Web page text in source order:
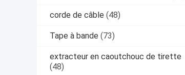
corde de câble (48)
Tape à bande (73)
extracteur en caoutchouc de tirette
(48)